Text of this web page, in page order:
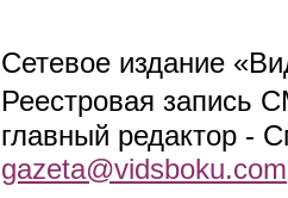
Сетевое издание
Реестровая запись
главный редактор -
gazeta@vidsboku.com